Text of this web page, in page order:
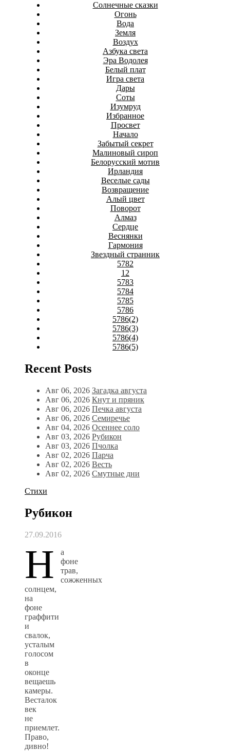
Солнечные сказки
Огонь
Вода
Земля
Воздух
Азбука света
Эра Водолея
Белый плат
Игра света
Дары
Соты
Изумруд
Избранное
Просвет
Начало
Забытый секрет
Малиновый сироп
Белорусский мотив
Ирландия
Веселые сады
Возвращение
Алый цвет
Поворот
Алмаз
Сердце
Веснянки
Гармония
Звездный странник
5782
12
5783
5784
5785
5786
5786(2)
5786(3)
5786(4)
5786(5)
Recent Posts
Авг 06, 2026 Загадка августа
Авг 06, 2026 Кнут и пряник
Авг 06, 2026 Печка августа
Авг 06, 2026 Семиречье
Авг 04, 2026 Осеннее соло
Авг 03, 2026 Рубикон
Авг 03, 2026 Пчолка
Авг 02, 2026 Парча
Авг 02, 2026 Весть
Авг 02, 2026 Смутные дни
Стихи
Рубикон
27.09.2016
Н
а
фоне
трав,
сожженных
солнцем,
на
фоне
граффити
и
свалок,
усталым
голосом
в
оконце
вещаешь
камеры.
Весталок
век
не
приемлет.
Право,
дивно!